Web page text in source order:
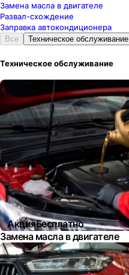
Замена масла в двигателе
Развал-схождение
Заправка автокондиционера
Все Техническое обслуживание
Техническое обслуживание
АкцияБесплатно
Замена масла в двигателе